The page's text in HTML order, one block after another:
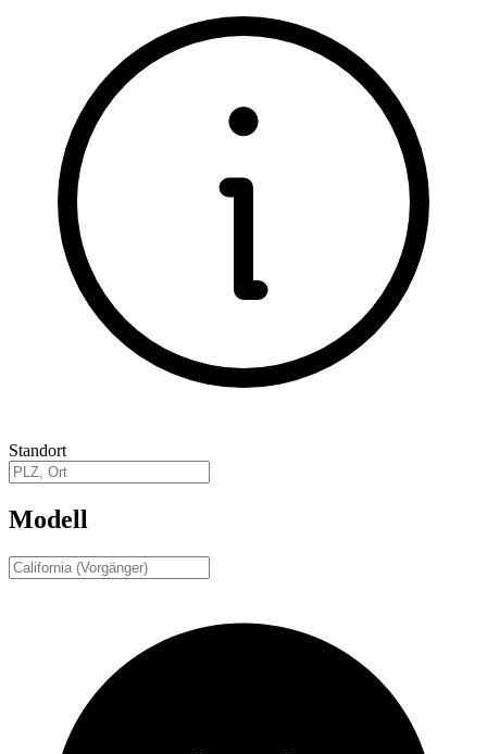
Standort
Modell